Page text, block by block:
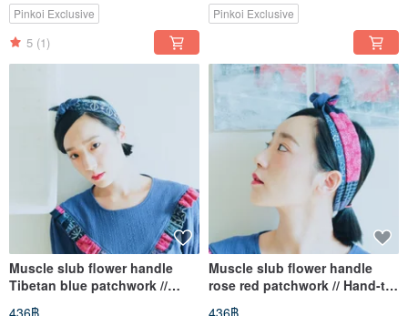
Pinkoi Exclusive
5 (1)
Pinkoi Exclusive
Muscle slub flower handle
Tibetan blue patchwork //
Hand-tie headband Patchwork
Muscle slub flower handle
rose red patchwork // Hand-tie
hair band Patchwork Rose red